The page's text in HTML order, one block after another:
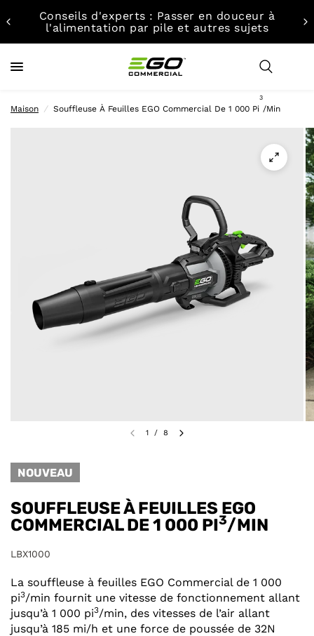
Conseils d'experts : Passer en douceur à
l'alimentation par pile et autres sujets
Maison / Souffleuse À Feuilles EGO Commercial De 1 000 Pi
3
/min
1 / 8
NOUVEAU
SOUFFLEUSE À FEUILLES EGO
COMMERCIAL DE 1 000 PI3/MIN
LBX1000
La souffleuse à feuilles EGO Commercial de 1 000
pi3/min fournit une vitesse de fonctionnement allant
jusqu’à 1 000 pi3/min, des vitesses de l’air allant
jusqu’à 185 mi/h et une force de poussée de 32N